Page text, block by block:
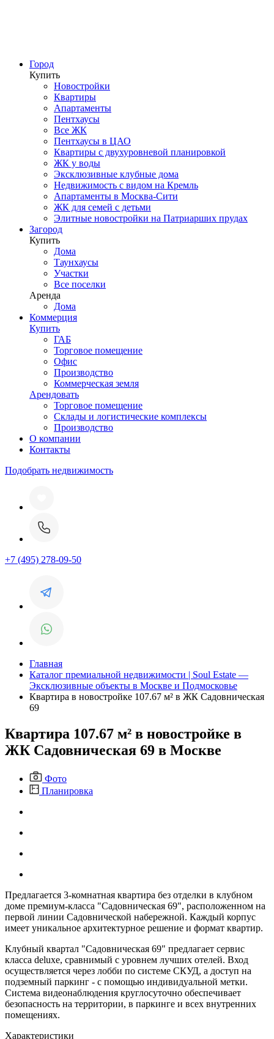
Город
Купить
Новостройки
Квартиры
Апартаменты
Пентхаусы
Все ЖК
Пентхаусы в ЦАО
Квартиры с двухуровневой планировкой
ЖК у воды
Эксклюзивные клубные дома
Недвижимость с видом на Кремль
Апартаменты в Москва-Сити
ЖК для семей с детьми
Элитные новостройки на Патриарших прудах
Загород
Купить
Дома
Таунхаусы
Участки
Все поселки
Аренда
Дома
Коммерция
Купить
ГАБ
Торговое помещение
Офис
Производство
Коммерческая земля
Арендовать
Торговое помещение
Склады и логистические комплексы
Производство
О компании
Контакты
Подобрать недвижимость
+7 (495) 278-09-50
Главная
Каталог премиальной недвижимости | Soul Estate —
Эксклюзивные объекты в Москве и Подмосковье
Квартира в новостройке 107.67 м² в ЖК Садовническая
69
Квартира 107.67 м² в новостройке в
ЖК Садовническая 69 в Москве
Фото
Планировка
Предлагается 3-комнатная квартира без отделки в клубном
доме премиум-класса "Садовническая 69", расположенном на
первой линии Садовнической набережной. Каждый корпус
имеет уникальное архитектурное решение и формат квартир.
Клубный квартал "Садовническая 69" предлагает сервис
класса deluxe, сравнимый с уровнем лучших отелей. Вход
осуществляется через лобби по системе СКУД, а доступ на
подземный паркинг - с помощью индивидуальной метки.
Система видеонаблюдения круглосуточно обеспечивает
безопасность на территории, в паркинге и всех внутренних
помещениях.
Характеристики